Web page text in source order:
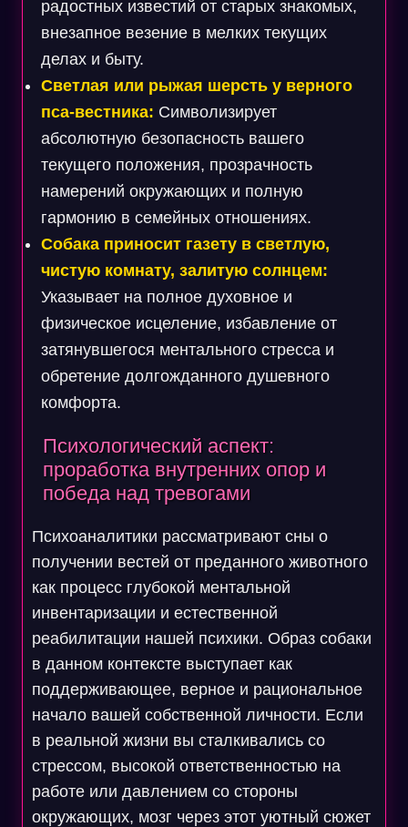
радостных известий от старых знакомых,
внезапное везение в мелких текущих
делах и быту.
Светлая или рыжая шерсть у верного
пса-вестника: Символизирует
абсолютную безопасность вашего
текущего положения, прозрачность
намерений окружающих и полную
гармонию в семейных отношениях.
Собака приносит газету в светлую,
чистую комнату, залитую солнцем:
Указывает на полное духовное и
физическое исцеление, избавление от
затянувшегося ментального стресса и
обретение долгожданного душевного
комфорта.
Психологический аспект:
проработка внутренних опор и
победа над тревогами
Психоаналитики рассматривают сны о
получении вестей от преданного животного
как процесс глубокой ментальной
инвентаризации и естественной
реабилитации нашей психики. Образ собаки
в данном контексте выступает как
поддерживающее, верное и рациональное
начало вашей собственной личности. Если
в реальной жизни вы сталкивались со
стрессом, высокой ответственностью на
работе или давлением со стороны
окружающих, мозг через этот уютный сюжет